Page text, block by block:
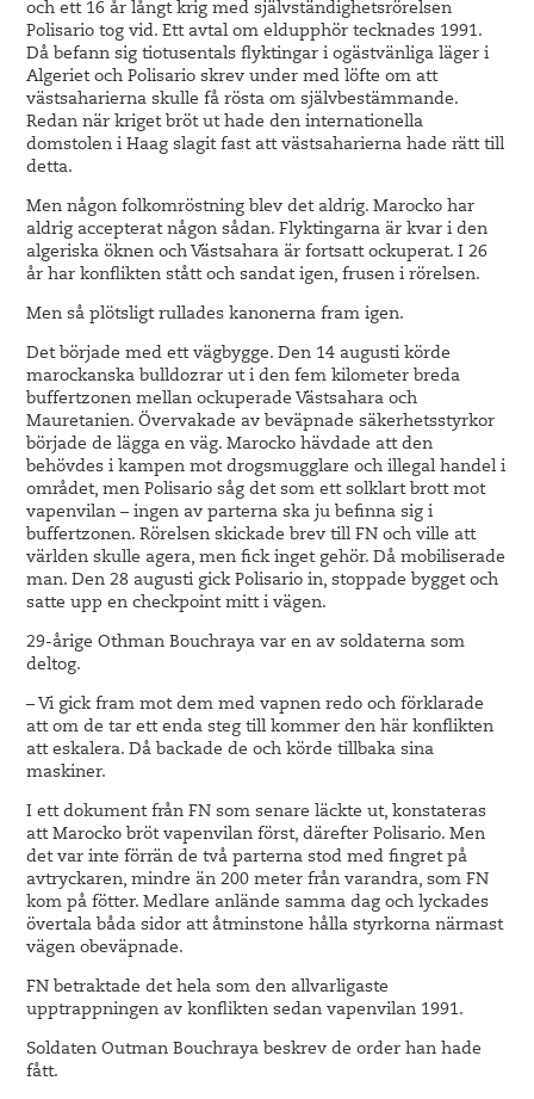
och ett 16 år långt krig med självständighetsrörelsen
Polisario tog vid. Ett avtal om eldupphör tecknades 1991.
Då befann sig tiotusentals flyktingar i ogästvänliga läger i
Algeriet och Polisario skrev under med löfte om att
västsaharierna skulle få rösta om självbestämmande.
Redan när kriget bröt ut hade den internationella
domstolen i Haag slagit fast att västsaharierna hade rätt till
detta.
Men någon folkomröstning blev det aldrig. Marocko har
aldrig accepterat någon sådan. Flyktingarna är kvar i den
algeriska öknen och Västsahara är fortsatt ockuperat. I 26
år har konflikten stått och sandat igen, frusen i rörelsen.
Men så plötsligt rullades kanonerna fram igen.
Det började med ett vägbygge. Den 14 augusti körde
marockanska bulldozrar ut i den fem kilometer breda
buffertzonen mellan ockuperade Västsahara och
Mauretanien. Övervakade av beväpnade säkerhetsstyrkor
började de lägga en väg. Marocko hävdade att den
behövdes i kampen mot drogsmugglare och illegal handel i
området, men Polisario såg det som ett solklart brott mot
vapenvilan – ingen av parterna ska ju befinna sig i
buffertzonen. Rörelsen skickade brev till FN och ville att
världen skulle agera, men fick inget gehör. Då mobiliserade
man. Den 28 augusti gick Polisario in, stoppade bygget och
satte upp en checkpoint mitt i vägen.
29-årige Othman Bouchraya var en av soldaterna som
deltog.
– Vi gick fram mot dem med vapnen redo och förklarade
att om de tar ett enda steg till kommer den här konflikten
att eskalera. Då backade de och körde tillbaka sina
maskiner.
I ett dokument från FN som senare läckte ut, konstateras
att Marocko bröt vapenvilan först, därefter Polisario. Men
det var inte förrän de två parterna stod med fingret på
avtryckaren, mindre än 200 meter från varandra, som FN
kom på fötter. Medlare anlände samma dag och lyckades
övertala båda sidor att åtminstone hålla styrkorna närmast
vägen obeväpnade.
FN betraktade det hela som den allvarligaste
upptrappningen av konflikten sedan vapenvilan 1991.
Soldaten Outman Bouchraya beskrev de order han hade
fått.